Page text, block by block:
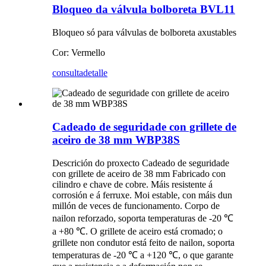
Bloqueo da válvula bolboreta BVL11
Bloqueo só para válvulas de bolboreta axustables
Cor: Vermello
consultadetalle
Cadeado de seguridade con grillete de
aceiro de 38 mm WBP38S
Descrición do proxecto Cadeado de seguridade
con grillete de aceiro de 38 mm Fabricado con
cilindro e chave de cobre. Máis resistente á
corrosión e á ferruxe. Moi estable, con máis dun
millón de veces de funcionamento. Corpo de
nailon reforzado, soporta temperaturas de -20 ℃
a +80 ℃. O grillete de aceiro está cromado; o
grillete non condutor está feito de nailon, soporta
temperaturas de -20 ℃ a +120 ℃, o que garante